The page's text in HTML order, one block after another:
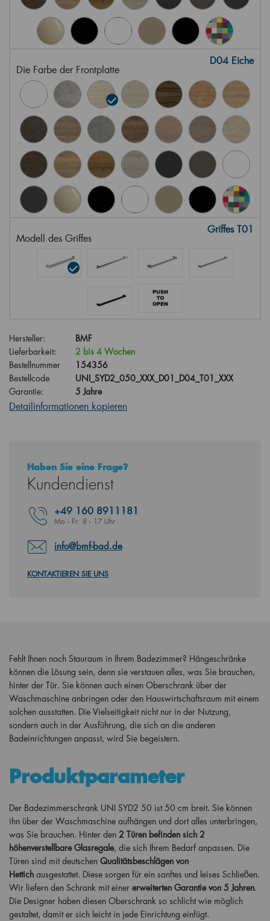
Die Farbe der Frontplatte
D04 Eiche
Modell des Griffes
Griffes T01
Hersteller:
BMF
Lieferbarkeit:
2 bis 4 Wochen
Bestellnummer
154356
Bestellcode
UNI_SYD2_050_XXX_D01_D04_T01_XXX
Garantie:
5 Jahre
Detailinformationen kopieren
Haben Sie eine Frage?
Kundendienst
+49 160 8911181
Mo - Fr: 8 - 17 Uhr
info@bmf-bad.de
KONTAKTIEREN SIE UNS
Fehlt Ihnen noch Stauraum in Ihrem Badezimmer? Hängeschränke
können die Lösung sein, denn sie verstauen alles, was Sie brauchen,
hinter der Tür. Sie können auch einen Oberschrank über der
Waschmaschine anbringen oder den Hauswirtschaftsraum mit einem
solchen ausstatten. Die Vielseitigkeit nicht nur in der Nutzung,
sondern auch in der Ausführung, die sich an die anderen
Badeinrichtungen anpasst, wird Sie begeistern.
Produktparameter
Der Badezimmerschrank UNI SYD2 50 ist 50 cm breit. Sie können
ihn über der Waschmaschine aufhängen und dort alles unterbringen,
was Sie brauchen. Hinter den 2 Türen befinden sich 2
höhenverstellbare Glasregale, die sich Ihrem Bedarf anpassen. Die
Türen sind mit deutschen Qualitätsbeschlägen von
Hettich ausgestattet. Diese sorgen für ein sanftes und leises Schließen.
Wir liefern den Schrank mit einer erweiterten Garantie von 5 Jahren.
Die Designer haben diesen Oberschrank so schlicht wie möglich
gestaltet, damit er sich leicht in jede Einrichtung einfügt.